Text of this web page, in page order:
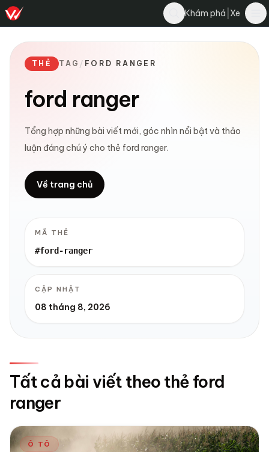
Khám phá Xe
THẺ TAG / FORD RANGER
ford ranger
Tổng hợp những bài viết mới, góc nhìn nổi bật và thảo
luận đáng chú ý cho thẻ ford ranger.
Về trang chủ
MÃ THẺ
#ford-ranger
CẬP NHẬT
08 tháng 8, 2026
Tất cả bài viết theo thẻ ford
ranger
Ô TÔ